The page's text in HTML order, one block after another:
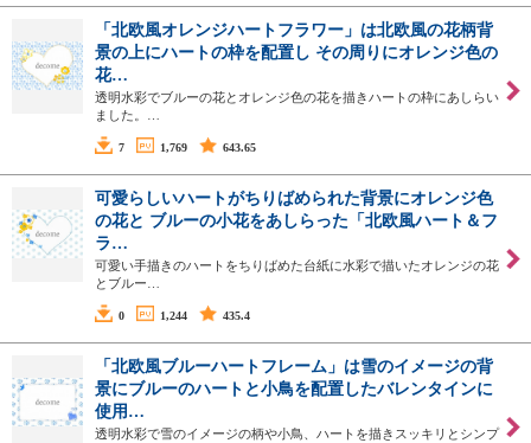
「北欧風オレンジハートフラワー」は北欧風の花柄背
景の上にハートの枠を配置し その周りにオレンジ色の
花…
透明水彩でブルーの花とオレンジ色の花を描きハートの枠にあしらい
ました。…
7 1,769 643.65
可愛らしいハートがちりばめられた背景にオレンジ色
の花と ブルーの小花をあしらった「北欧風ハート＆フ
ラ…
可愛い手描きのハートをちりばめた台紙に水彩で描いたオレンジの花
とブルー…
0 1,244 435.4
「北欧風ブルーハートフレーム」は雪のイメージの背
景にブルーのハートと小鳥を配置したバレンタインに
使用…
透明水彩で雪のイメージの柄や小鳥、ハートを描きスッキリとシンプ